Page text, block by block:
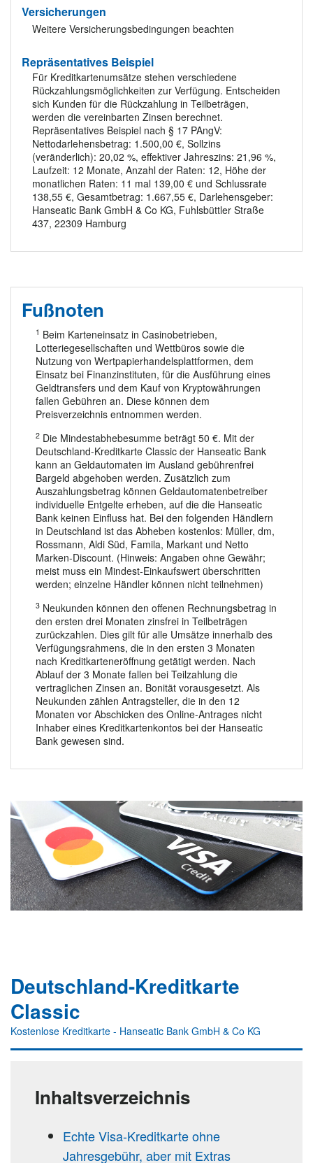
Versicherungen
Weitere Versicherungsbedingungen beachten
Repräsentatives Beispiel
Für Kreditkartenumsätze stehen verschiedene
Rückzahlungsmöglichkeiten zur Verfügung. Entscheiden
sich Kunden für die Rückzahlung in Teilbeträgen,
werden die vereinbarten Zinsen berechnet.
Repräsentatives Beispiel nach § 17 PAngV:
Nettodarlehensbetrag: 1.500,00 €, Sollzins
(veränderlich): 20,02 %, effektiver Jahreszins: 21,96 %,
Laufzeit: 12 Monate, Anzahl der Raten: 12, Höhe der
monatlichen Raten: 11 mal 139,00 € und Schlussrate
138,55 €, Gesamtbetrag: 1.667,55 €, Darlehensgeber:
Hanseatic Bank GmbH & Co KG, Fuhlsbüttler Straße
437, 22309 Hamburg
Fußnoten
1 Beim Karteneinsatz in Casinobetrieben,
Lotteriegesellschaften und Wettbüros sowie die
Nutzung von Wertpapierhandelsplattformen, dem
Einsatz bei Finanzinstituten, für die Ausführung eines
Geldtransfers und dem Kauf von Kryptowährungen
fallen Gebühren an. Diese können dem
Preisverzeichnis entnommen werden.
2 Die Mindestabhebesumme beträgt 50 €. Mit der
Deutschland-Kreditkarte Classic der Hanseatic Bank
kann an Geldautomaten im Ausland gebührenfrei
Bargeld abgehoben werden. Zusätzlich zum
Auszahlungsbetrag können Geldautomatenbetreiber
individuelle Entgelte erheben, auf die die Hanseatic
Bank keinen Einfluss hat. Bei den folgenden Händlern
in Deutschland ist das Abheben kostenlos: Müller, dm,
Rossmann, Aldi Süd, Famila, Markant und Netto
Marken-Discount. (Hinweis: Angaben ohne Gewähr;
meist muss ein Mindest-Einkaufswert überschritten
werden; einzelne Händler können nicht teilnehmen)
3 Neukunden können den offenen Rechnungsbetrag in
den ersten drei Monaten zinsfrei in Teilbeträgen
zurückzahlen. Dies gilt für alle Umsätze innerhalb des
Verfügungsrahmens, die in den ersten 3 Monaten
nach Kreditkarteneröffnung getätigt werden. Nach
Ablauf der 3 Monate fallen bei Teilzahlung die
vertraglichen Zinsen an. Bonität vorausgesetzt. Als
Neukunden zählen Antragsteller, die in den 12
Monaten vor Abschicken des Online-Antrages nicht
Inhaber eines Kreditkartenkontos bei der Hanseatic
Bank gewesen sind.
Deutschland-Kreditkarte
Classic
Kostenlose Kreditkarte - Hanseatic Bank GmbH & Co KG
Inhaltsverzeichnis
Echte Visa-Kreditkarte ohne
Jahresgebühr, aber mit Extras